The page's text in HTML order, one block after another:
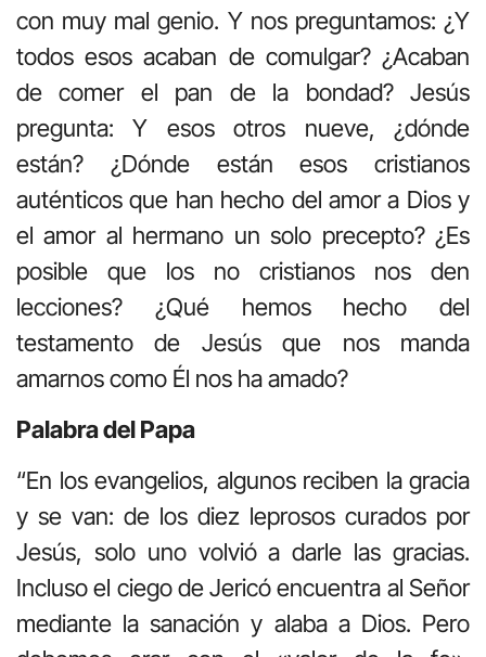
con muy mal genio. Y nos preguntamos: ¿Y
todos esos acaban de comulgar? ¿Acaban
de comer el pan de la bondad? Jesús
pregunta: Y esos otros nueve, ¿dónde
están? ¿Dónde están esos cristianos
auténticos que han hecho del amor a Dios y
el amor al hermano un solo precepto? ¿Es
posible que los no cristianos nos den
lecciones? ¿Qué hemos hecho del
testamento de Jesús que nos manda
amarnos como Él nos ha amado?
Palabra del Papa
“En los evangelios, algunos reciben la gracia
y se van: de los diez leprosos curados por
Jesús, solo uno volvió a darle las gracias.
Incluso el ciego de Jericó encuentra al Señor
mediante la sanación y alaba a Dios. Pero